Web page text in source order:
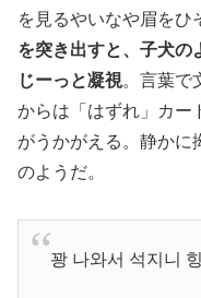
を見るやいなや眉をひ
を突き出すと、子犬の
じーっと凝視。言葉で
からは「はずれ」カー
がうかがえる。静かに
のようだ。
꽝 나와서 석지니